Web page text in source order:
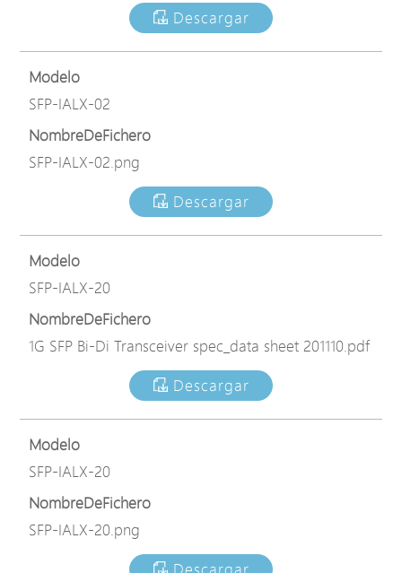
Descargar
Modelo
SFP-IALX-02
NombreDeFichero
SFP-IALX-02.png
Descargar
Modelo
SFP-IALX-20
NombreDeFichero
1G SFP Bi-Di Transceiver spec_data sheet 201110.pdf
Descargar
Modelo
SFP-IALX-20
NombreDeFichero
SFP-IALX-20.png
Descargar